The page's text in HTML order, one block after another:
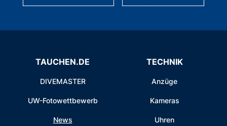
TAUCHEN.DE
DIVEMASTER
UW-Fotowettbewerb
News
TECHNIK
Anzüge
Kameras
Uhren